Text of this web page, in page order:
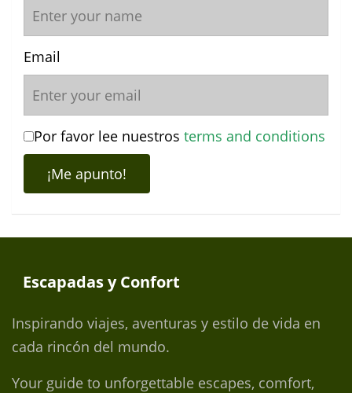
Email
Por favor lee nuestros terms and conditions
Escapadas y Confort
Inspirando viajes, aventuras y estilo de vida en
cada rincón del mundo.
Your guide to unforgettable escapes, comfort,